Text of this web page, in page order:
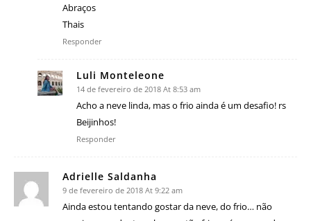
Abraços
Thais
Responder
Luli Monteleone
14 de fevereiro de 2018 At 8:53 am
Acho a neve linda, mas o frio ainda é um desafio! rs
Beijinhos!
Responder
Adrielle Saldanha
9 de fevereiro de 2018 At 9:22 am
Ainda estou tentando gostar da neve, do frio… não